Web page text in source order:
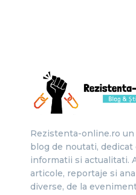
Rezistenta-online.ro
blog de noutati,
informatii si actualitati.
articole, reportaje si
diverse, de la